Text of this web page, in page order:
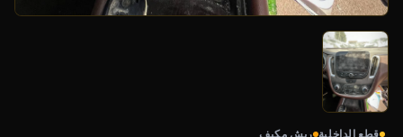
قطع الداخلية ريش مكيف